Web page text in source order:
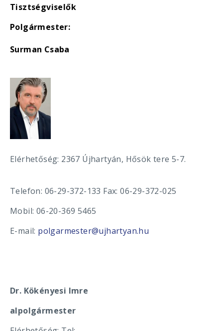
Tisztségviselők
Polgármester:
Surman Csaba
Elérhetőség: 2367 Újhartyán, Hősök tere 5-7.
Telefon: 06-29-372-133 Fax: 06-29-372-025
Mobil: 06-20-369 5465
E-mail: polgarmester@ujhartyan.hu
Dr. Kökényesi Imre
alpolgármester